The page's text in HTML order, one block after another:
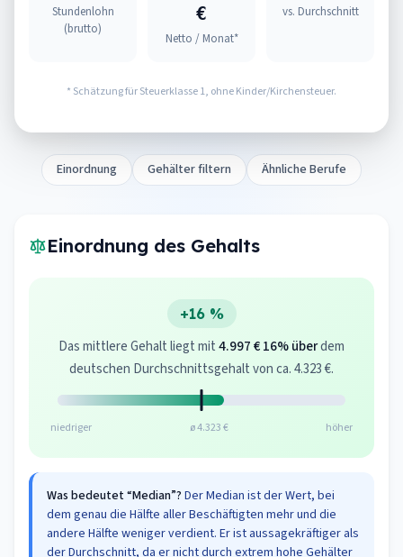
Stundenlohn
(brutto)
€
Netto / Monat*
vs. Durchschnitt
* Schätzung für Steuerklasse 1, ohne Kinder/Kirchensteuer.
Einordnung Gehälter filtern Ähnliche Berufe
Einordnung des Gehalts
+16 %
Das mittlere Gehalt liegt mit4.997 €16% überdem
deutschen Durchschnittsgehalt von ca. 4.323 €.
niedriger ø 4.323 € höher
Was bedeutet “Median”? Der Median ist der Wert, bei
dem genau die Hälfte aller Beschäftigten mehr und die
andere Hälfte weniger verdient. Er ist aussagekräftiger als
der Durchschnitt, da er nicht durch extrem hohe Gehälter